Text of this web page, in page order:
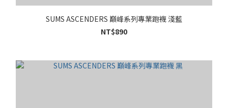
SUMS ASCENDERS 巔峰系列專業跑襪 淺藍
NT$890